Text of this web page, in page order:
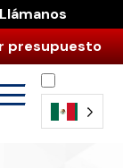
Llámanos
presupuesto